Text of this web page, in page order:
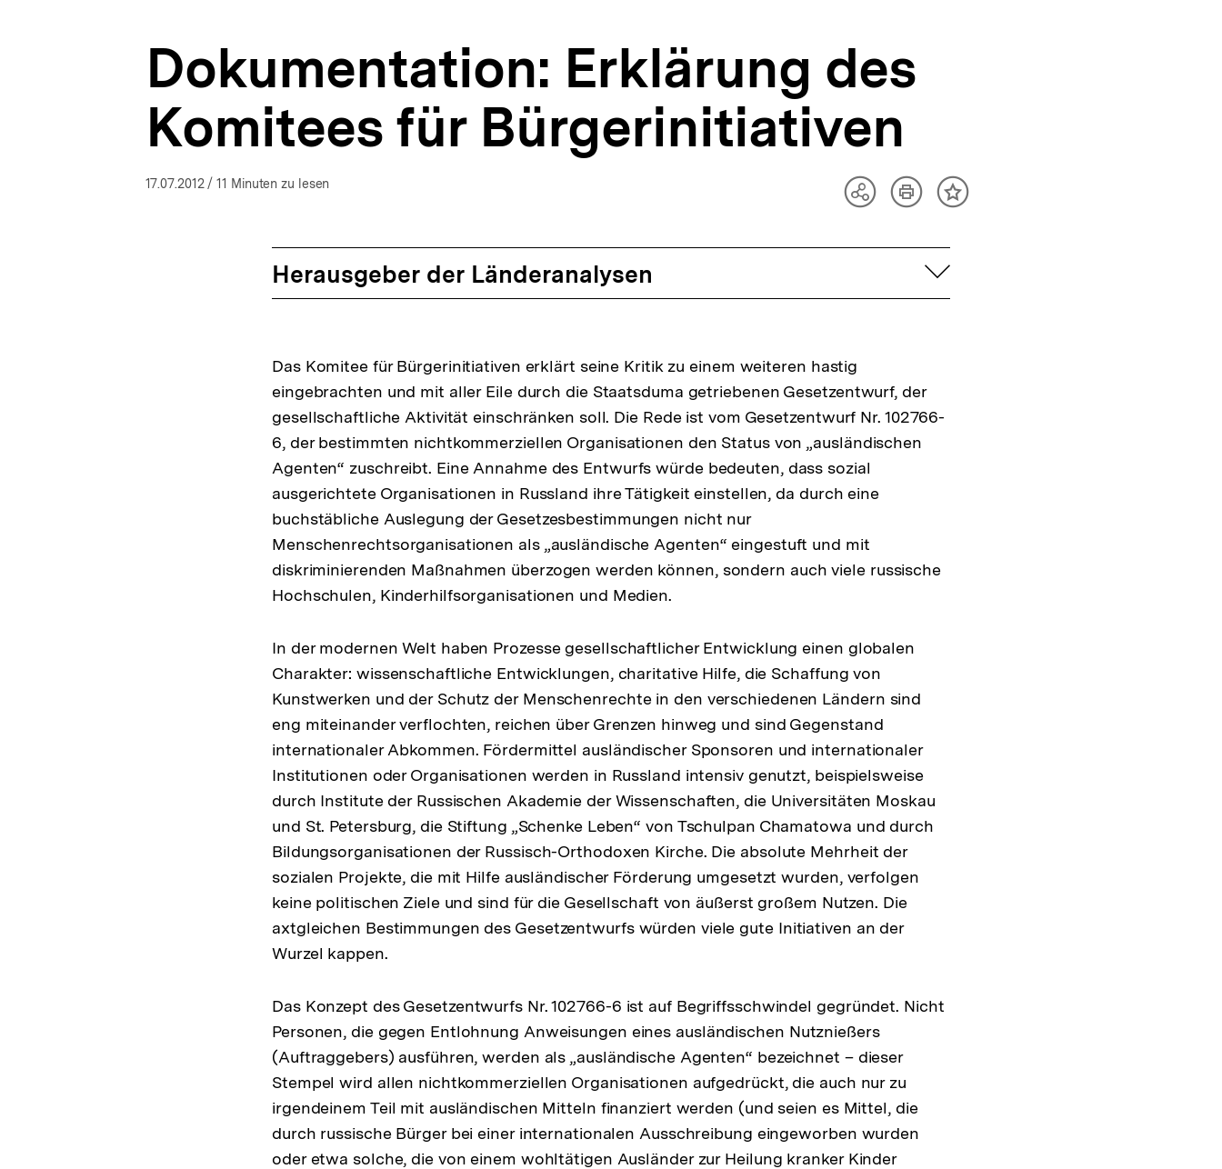
Dokumentation: Erklärung des
Komitees für Bürgerinitiativen
17.07.2012 / 11 Minuten zu lesen
TeilenArtikelInhalt
Herausgeber der Länderanalysen aufklappen
Das Komitee für Bürgerinitiativen erklärt seine Kritik zu einem weiteren hastig
eingebrachten und mit aller Eile durch die Staatsduma getriebenen Gesetzentwurf, der
gesellschaftliche Aktivität einschränken soll. Die Rede ist vom Gesetzentwurf Nr. 102766-
6, der bestimmten nichtkommerziellen Organisationen den Status von „ausländischen
Agenten“ zuschreibt. Eine Annahme des Entwurfs würde bedeuten, dass sozial
ausgerichtete Organisationen in Russland ihre Tätigkeit einstellen, da durch eine
buchstäbliche Auslegung der Gesetzesbestimmungen nicht nur
Menschenrechtsorganisationen als „ausländische Agenten“ eingestuft und mit
diskriminierenden Maßnahmen überzogen werden können, sondern auch viele russische
Hochschulen, Kinderhilfsorganisationen und Medien.
In der modernen Welt haben Prozesse gesellschaftlicher Entwicklung einen globalen
Charakter: wissenschaftliche Entwicklungen, charitative Hilfe, die Schaffung von
Kunstwerken und der Schutz der Menschenrechte in den verschiedenen Ländern sind
eng miteinander verflochten, reichen über Grenzen hinweg und sind Gegenstand
internationaler Abkommen. Fördermittel ausländischer Sponsoren und internationaler
Institutionen oder Organisationen werden in Russland intensiv genutzt, beispielsweise
durch Institute der Russischen Akademie der Wissenschaften, die Universitäten Moskau
und St. Petersburg, die Stiftung „Schenke Leben“ von Tschulpan Chamatowa und durch
Bildungsorganisationen der Russisch-Orthodoxen Kirche. Die absolute Mehrheit der
sozialen Projekte, die mit Hilfe ausländischer Förderung umgesetzt wurden, verfolgen
keine politischen Ziele und sind für die Gesellschaft von äußerst großem Nutzen. Die
axtgleichen Bestimmungen des Gesetzentwurfs würden viele gute Initiativen an der
Wurzel kappen.
Das Konzept des Gesetzentwurfs Nr. 102766-6 ist auf Begriffsschwindel gegründet. Nicht
Personen, die gegen Entlohnung Anweisungen eines ausländischen Nutznießers
(Auftraggebers) ausführen, werden als „ausländische Agenten“ bezeichnet – dieser
Stempel wird allen nichtkommerziellen Organisationen aufgedrückt, die auch nur zu
irgendeinem Teil mit ausländischen Mitteln finanziert werden (und seien es Mittel, die
durch russische Bürger bei einer internationalen Ausschreibung eingeworben wurden
oder etwa solche, die von einem wohltätigen Ausländer zur Heilung kranker Kinder